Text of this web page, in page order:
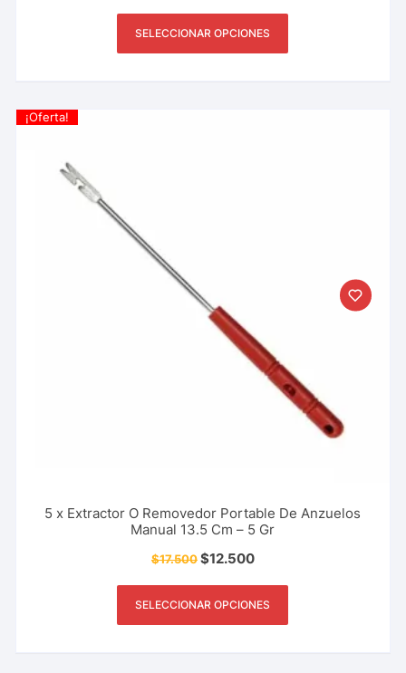
SELECCIONAR OPCIONES
¡Oferta!
5 x Extractor O Removedor Portable De Anzuelos
Manual 13.5 Cm – 5 Gr
$17.500$12.500
SELECCIONAR OPCIONES